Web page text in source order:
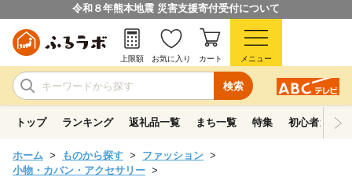
令和８年熊本地震 災害支援寄付受付について
検索
上限額 お気に入り カート メニュー
トップ ランキング 返礼品一覧 まち一覧 特集 初心者ガイド
ホーム ものから探す
ファッション
小物・カバン・アクセサリー